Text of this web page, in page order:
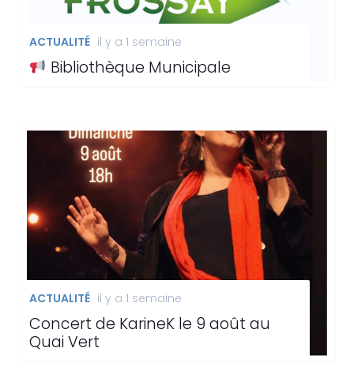
ACTUALITÉ il y a 1 semaine
Bibliothèque Municipale
ACTUALITÉ il y a 1 semaine
Concert de KarineK le 9 août au
Quai Vert